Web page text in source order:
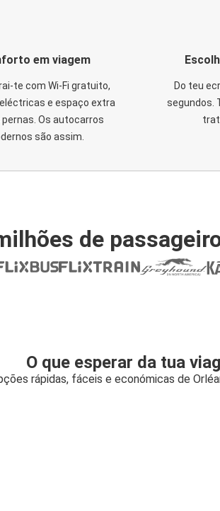
em viagem
te com Wi-Fi gratuito,
e espaço extra
pernas. Os autocarros
são assim.
Do teu
segundos.
de
O que esperar da tua
rápidas, fáceis e económicas de